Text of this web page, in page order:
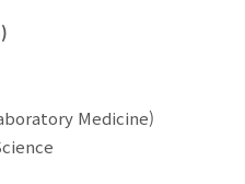
Medicine)